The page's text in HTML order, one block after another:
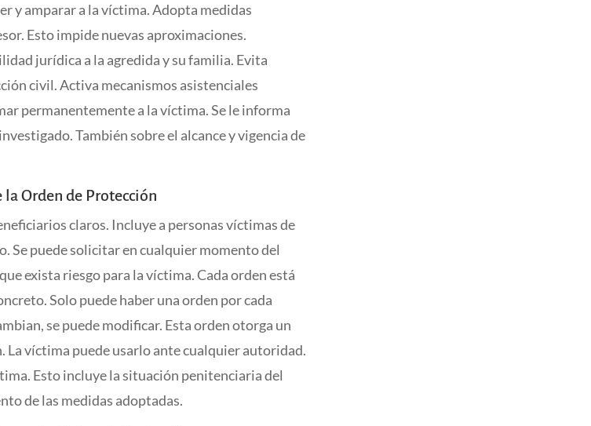
y amparar a la víctima. Adopta medidas
Esto impide nuevas aproximaciones.
jurídica a la agredida y su familia. Evita
civil. Activa mecanismos asistenciales
permanentemente a la víctima. Se le informa
También sobre el alcance y vigencia de
la Orden de Protección
claros. Incluye a personas víctimas de
Se puede solicitar en cualquier momento del
exista riesgo para la víctima. Cada orden está
Solo puede haber una orden por cada
se puede modificar. Esta orden otorga un
víctima puede usarlo ante cualquier autoridad.
Esto incluye la situación penitenciaria del
de las medidas adoptadas.